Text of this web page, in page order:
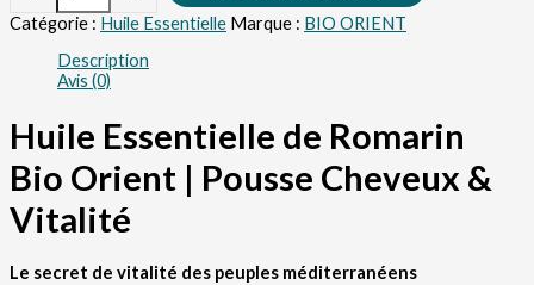
Catégorie : Huile Essentielle Marque : BIO ORIENT
Description
Avis (0)
Huile Essentielle de Romarin
Bio Orient | Pousse Cheveux &
Vitalité
Le secret de vitalité des peuples méditerranéens